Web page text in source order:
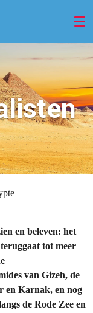
en beleven: het
tot meer
van Gizeh, de
en Karnak, en nog
de Rode Zee en